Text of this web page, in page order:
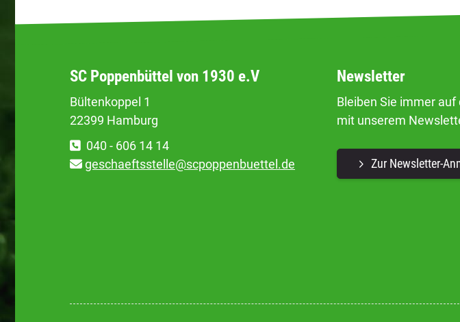
SC Poppenbüttel von 1930 e.V
Bültenkoppel 1
22399 Hamburg
040 - 606 14 14
geschaeftsstelle@scpoppenbuettel.de
Newsletter
Bleiben Sie immer
mit unserem
Zur Newsletter-